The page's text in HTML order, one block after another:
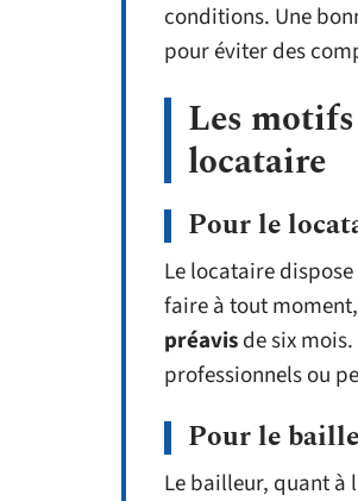
conditions. Une
pour éviter des
Les
locataire
Pour le
Le locataire
faire à tout
préavisde six
professionnels ou
Pour le
Le bailleur, quant à